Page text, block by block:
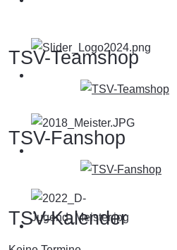
TSV-Teamshop
TSV-Fanshop
TSV-Kalender